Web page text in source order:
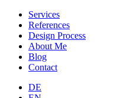
Services
References
Design Process
About Me
Blog
Contact
DE